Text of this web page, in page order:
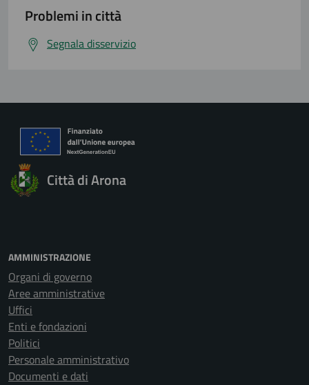
Problemi in città
Segnala disservizio
Città di Arona
AMMINISTRAZIONE
Organi di governo
Aree amministrative
Uffici
Enti e fondazioni
Politici
Personale amministrativo
Documenti e dati